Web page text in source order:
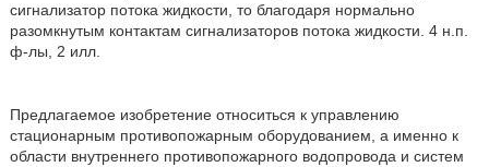
сигнализатор потока жидкости, то благодаря нормально
разомкнутым контактам сигнализаторов потока жидкости. 4 н.п.
ф-лы, 2 илл.
Предлагаемое изобретение относиться к управлению
стационарным противопожарным оборудованием, а именно к
области внутреннего противопожарного водопровода и систем